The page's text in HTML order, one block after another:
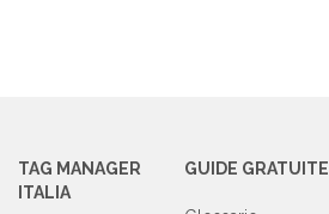
TAG MANAGER
ITALIA
GUIDE GRATUITE